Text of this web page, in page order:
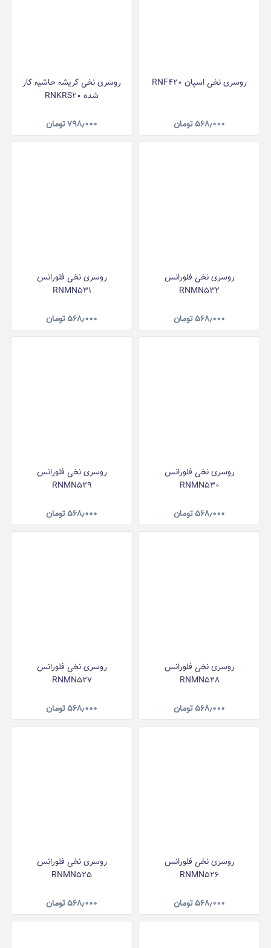
روسری نخی اسپان RNF420
۵۶۸٫۰۰۰تومان
روسری نخی کریشه حاشیه کار
شده RNKRS20
۷۹۸٫۰۰۰تومان
روسری نخی فلورانس
RNMN532
۵۶۸٫۰۰۰تومان
روسری نخی فلورانس
RNMN531
۵۶۸٫۰۰۰تومان
روسری نخی فلورانس
RNMN530
۵۶۸٫۰۰۰تومان
روسری نخی فلورانس
RNMN529
۵۶۸٫۰۰۰تومان
روسری نخی فلورانس
RNMN528
۵۶۸٫۰۰۰تومان
روسری نخی فلورانس
RNMN527
۵۶۸٫۰۰۰تومان
روسری نخی فلورانس
RNMN526
۵۶۸٫۰۰۰تومان
روسری نخی فلورانس
RNMN525
۵۶۸٫۰۰۰تومان